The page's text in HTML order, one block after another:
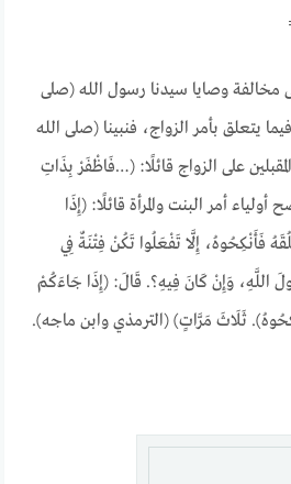
مخالفة وصايا سيدنا رسول الله (صلى
يتعلق بأمر الزواج، فنبينا (صلى الله
على الزواج قائلًا: (…فَاظْفَرْ بِذَاتِ
أمر البنت والمرأة قائلًا: (إِذَا
فَأَنْكِحُوهُ، إِلَّا تَفْعَلُوا تَكُنْ فِتْنَةٌ فِي
اللَّهِ، وَإِنْ كَانَ فِيهِ؟. قَالَ: (إِذَا جَاءَكُمْ
ثَلَاثَ مَرَّاتٍ) (الترمذي وابن ماجه).